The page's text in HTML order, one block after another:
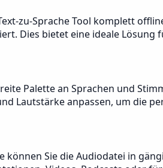
zu-Sprache Tool komplett
Dies bietet eine ideale
Palette an Sprachen und
Lautstärke anpassen, um die
können Sie die Audiodatei in